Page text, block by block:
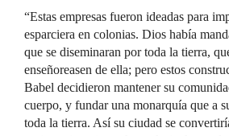
“Estas empresas fueron ideadas para
esparciera en colonias. Dios había
que se diseminaran por toda la tierra,
enseñoreasen de ella; pero estos
Babel decidieron mantener su
cuerpo, y fundar una monarquía que a
toda la tierra. Así su ciudad se